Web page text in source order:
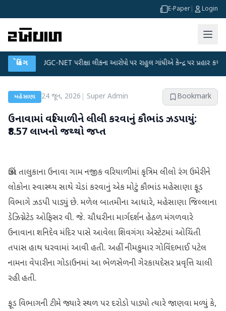
E-Paper Login
બ્રેકિંગ
UGC-NET પરીક્ષા લીકના આરોપો પર રાહુલ ગાંધીએ કેન્દ્ર પર પ્રહાર કર્યા ●
મહેસાણા 24 જૂન, 2026 Super Admin Bookmark
ઉનાવામાં વરિયાળીને લીલી કરવાનું કૌભાંડ ઝડપાયું:
₹8.57 લાખનો જથ્થો જપ્ત
ઊંઝા તાલુકાના ઉનાવા ગામ નજીક વરિયાળીમાં કૃત્રિમ લીલો રંગ ઉમેરીને
લોકોના સ્વાસ્થ્ય સાથે ચેડાં કરવાનું એક મોટું કૌભાંડ મહેસાણા ફૂડ
વિભાગે ઝડપી પાડ્યું છે. મળેલ બાતમીના આધારે, મહેસાણા જિલ્લાના
ડેઝિગ્નેટેડ ઓફિસર વી. જે. ચૌધરીના માર્ગદર્શન હેઠળ મંગળવારે
ઉનાવાના શનિદેવ મંદિર પાસે આવેલા શિવગંગા એસ્ટેટમાં ઓચિંતી
તપાસ હાથ ધરવામાં આવી હતી. અહીં નીમકુમાર ગોવિંદભાઈ પટેલ
નામના વેપારીના ગોડાઉનમાં આ ભેળસેળની ગેરકાયદેસર પ્રવૃત્તિ ચાલી
રહી હતી.
ફૂડ વિભાગની ટીમે જ્યારે સ્થળ પર દરોડો પાડ્યો ત્યારે જાણવા મળ્યું કે,